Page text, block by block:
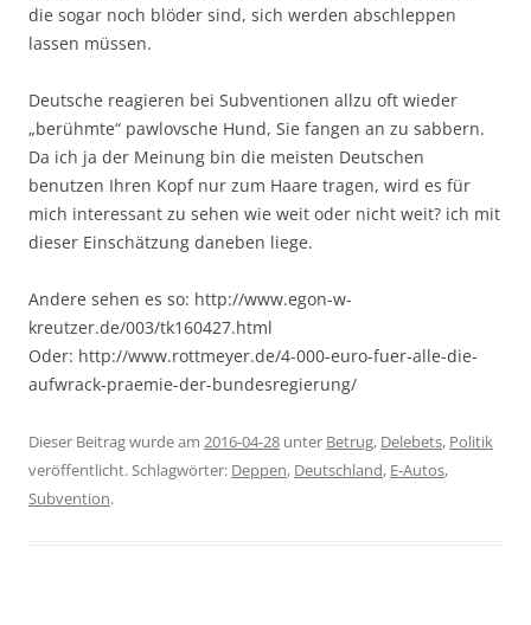
die sogar noch blöder sind, sich werden abschleppen
lassen müssen.
Deutsche reagieren bei Subventionen allzu oft wieder
„berühmte“ pawlovsche Hund, Sie fangen an zu sabbern.
Da ich ja der Meinung bin die meisten Deutschen
benutzen Ihren Kopf nur zum Haare tragen, wird es für
mich interessant zu sehen wie weit oder nicht weit? ich mit
dieser Einschätzung daneben liege.
Andere sehen es so: http://www.egon-w-
kreutzer.de/003/tk160427.html
Oder: http://www.rottmeyer.de/4-000-euro-fuer-alle-die-
aufwrack-praemie-der-bundesregierung/
Dieser Beitrag wurde am 2016-04-28 unter Betrug, Delebets, Politik
veröffentlicht. Schlagwörter: Deppen, Deutschland, E-Autos,
Subvention.